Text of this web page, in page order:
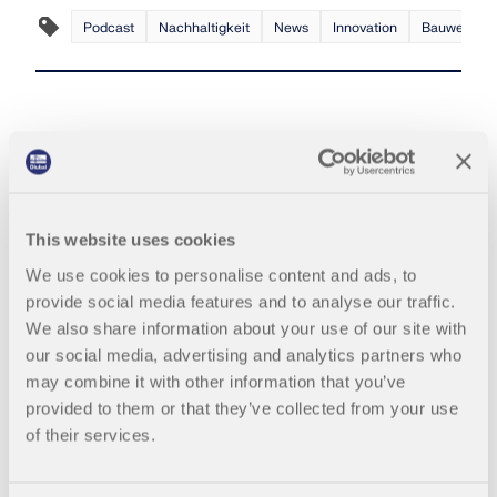
This website uses cookies
We use cookies to personalise content and ads, to
provide social media features and to analyse our traffic.
We also share information about your use of our site with
our social media, advertising and analytics partners who
may combine it with other information that you’ve
provided to them or that they’ve collected from your use
of their services.
RWIND 3
Dlubal API
Ihr Tor zur parametrischen Modellierung und
Automatisierung
SUPPORT ERHALTEN
MIT DEM SUPPORT IN VERBINDUNG TRETEN
OFFENE STELLEN ENTDECKEN
Podcast Nachhaltigkeit News Innovation Bauwesen
Mia: KI-Assistentin